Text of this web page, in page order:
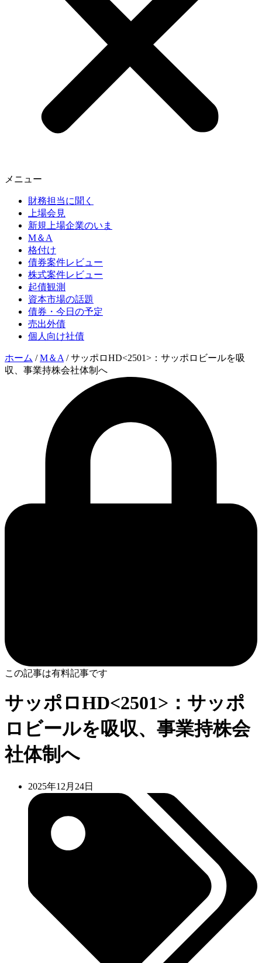
メニュー
財務担当に聞く
上場会見
新規上場企業のいま
M＆A
格付け
債券案件レビュー
株式案件レビュー
起債観測
資本市場の話題
債券・今日の予定
売出外債
個人向け社債
ホーム /M＆A /サッポロHD<2501>：サッポロビールを吸
収、事業持株会社体制へ
この記事は有料記事です
サッポロHD<2501>：サッポ
ロビールを吸収、事業持株会
社体制へ
2025年12月24日